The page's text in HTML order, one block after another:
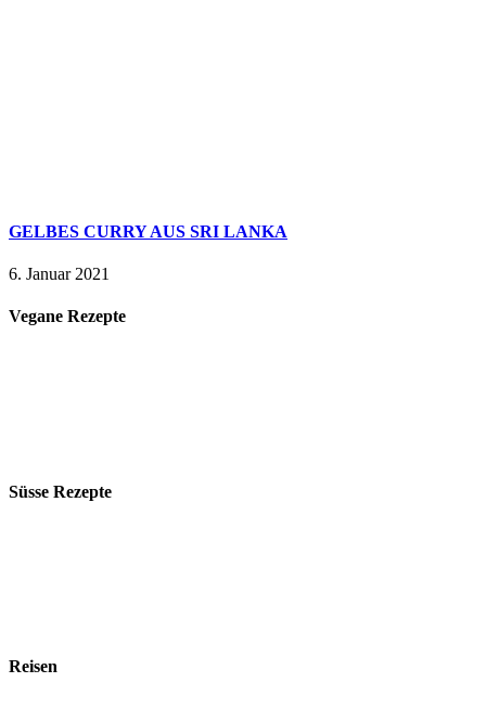
GELBES CURRY AUS SRI LANKA
6. Januar 2021
Vegane Rezepte
Süsse Rezepte
Reisen